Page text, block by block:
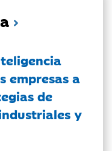
empresas a
de
y